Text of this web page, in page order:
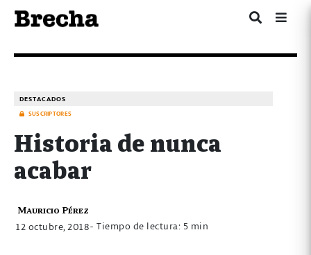
DESTACADOS
SUSCRIPTORES
Historia de nunca
acabar
Mauricio Pérez
12 octubre, 2018- Tiempo de lectura: 5 min